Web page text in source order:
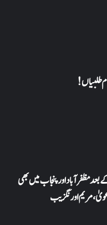
طلبیاں!
بعد مظفرآباد اور پنجاب میں بھی
مریم اورنگزیب